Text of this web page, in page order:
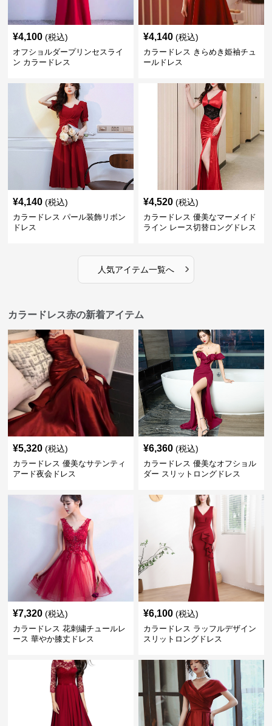
¥4,100 (税込)
オフショルダープリンセスライ
ン カラードレス
¥4,140 (税込)
カラードレス きらめき姫袖チュ
ールドレス
¥4,140 (税込)
カラードレス パール装飾リボン
ドレス
¥4,520 (税込)
カラードレス 優美なマーメイド
ライン レース切替ロングドレス
人気アイテム一覧へ ›
カラードレス赤の新着アイテム
¥5,320 (税込)
カラードレス 優美なサテンティ
アード夜会ドレス
¥6,360 (税込)
カラードレス 優美なオフショル
ダー スリットロングドレス
¥7,320 (税込)
カラードレス 花刺繍チュールレ
ース 華やか膝丈ドレス
¥6,100 (税込)
カラードレス ラッフルデザイン
スリットロングドレス